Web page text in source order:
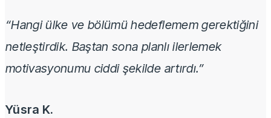
“Hangi ülke ve bölümü hedeflemem gerektiğini
netleştirdik. Baştan sona planlı ilerlemek
motivasyonumu ciddi şekilde artırdı.”
Yüsra K.